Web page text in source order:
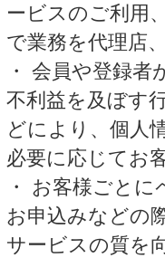
ービスのご利用
で業務を代理店
・ 会員や登録
不利益を及ぼす
どにより、個人
必要に応じてお
・ お客様ごと
お申込みなどの
サービスの質を